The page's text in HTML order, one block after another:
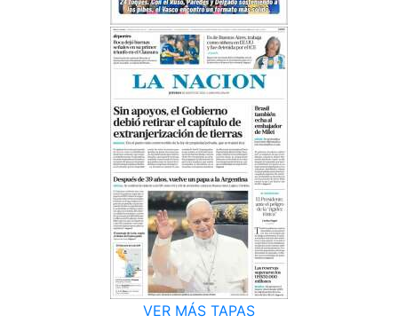
VER MÁS TAPAS